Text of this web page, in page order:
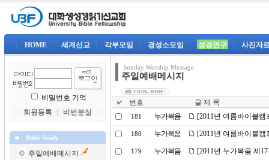
HOME 세계선교 각부모임 경성소모임 성경연구 사진자
비밀번호 기억
회원등록
비번분실
Bible Study
주일예배메시지
Sunday Worship Message
주일예배메시지
번호 글 제 목
181 누가복음 [2011년 여름바이블
180 누가복음 [2011년 여름바이블
179 누가복음 [2011년 누가복음 제